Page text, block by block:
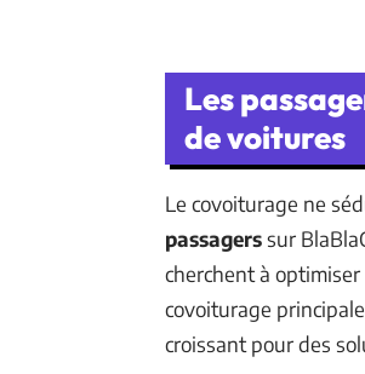
Les
de voitures
Le covoiturage ne
passagerssur
cherchent à
covoiturage
croissant pour des